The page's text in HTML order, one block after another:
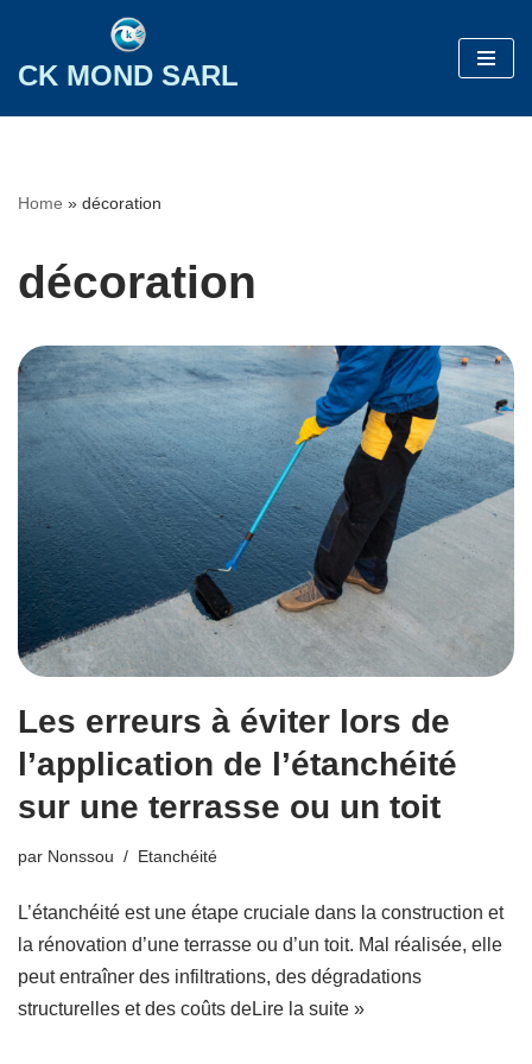
Aller
CK MOND SARL
Home » décoration
décoration
Les erreurs à éviter lors de
l’application de l’étanchéité
sur une terrasse ou un toit
par Nonssou Etanchéité
L’étanchéité est une étape cruciale dans la construction et
la rénovation d’une terrasse ou d’un toit. Mal réalisée, elle
peut entraîner des infiltrations, des dégradations
structurelles et des coûts deLire la suite »